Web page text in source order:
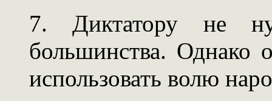
7. Диктатору не
большинства. Однако
использовать волю